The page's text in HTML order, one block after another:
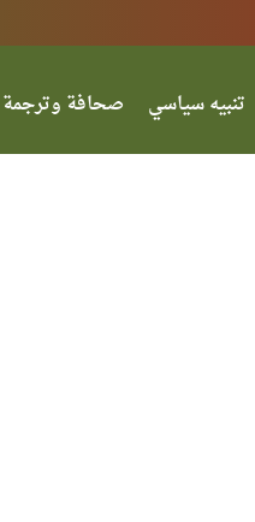
تنبيه سياسي صحافة وترجمة